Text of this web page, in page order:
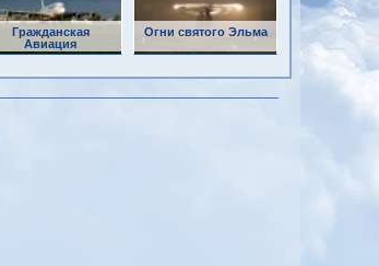
Гражданская
Авиация
Огни святого Эльма